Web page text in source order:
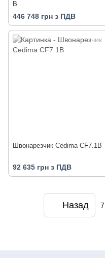
B
446 748 грн з ПДВ
Швонарезчик Cedima CF7.1B
92 635 грн з ПДВ
Назад 7